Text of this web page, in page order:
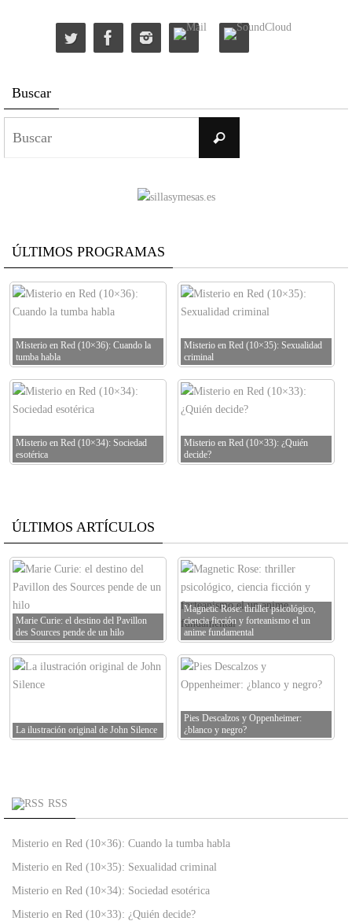
Buscar
Buscar
ÚLTIMOS PROGRAMAS
Misterio en Red (10×36): Cuando la
tumba habla
Misterio en Red (10×35): Sexualidad
criminal
Misterio en Red (10×34): Sociedad
esotérica
Misterio en Red (10×33): ¿Quién
decide?
ÚLTIMOS ARTÍCULOS
Marie Curie: el destino del Pavillon
des Sources pende de un hilo
Magnetic Rose: thriller psicológico,
ciencia ficción y forteanismo el un
anime fundamental
La ilustración original de John Silence
Pies Descalzos y Oppenheimer:
¿blanco y negro?
RSS
Misterio en Red (10×36): Cuando la tumba habla
Misterio en Red (10×35): Sexualidad criminal
Misterio en Red (10×34): Sociedad esotérica
Misterio en Red (10×33): ¿Quién decide?